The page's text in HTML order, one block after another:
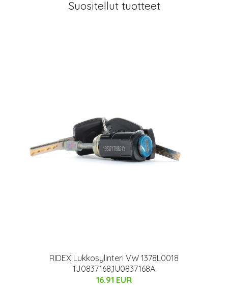
Suositellut tuotteet
RIDEX Lukkosylinteri VW 1378L0018
1J0837168,1U0837168A
16.91 EUR